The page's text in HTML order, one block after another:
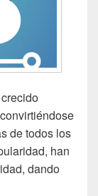
de todos los
han
dando
en la